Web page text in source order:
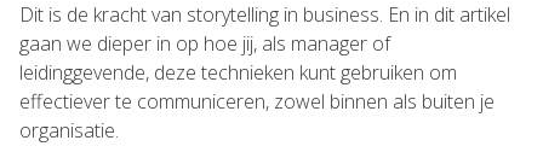
Dit is de kracht van storytelling in business. En in dit artikel
gaan we dieper in op hoe jij, als manager of
leidinggevende, deze technieken kunt gebruiken om
effectiever te communiceren, zowel binnen als buiten je
organisatie.